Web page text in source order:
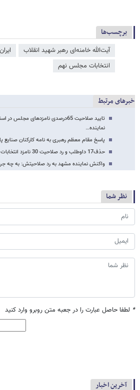
برچسب‌ها
آیت‌الله خامنه‌ای رهبر شهید انقلاب
انتخابات مجلس نهم
خبرهای مرتبط
تایید صلاحیت 65درصدی نامزدهای
نماینده…
پاسخ مقام معظم رهبری به نامه کارکنان صنایع
حذف17 داوطلب و رد صلاحیت 30 نامزد انتخابات مجلس نهم در مشهد
واکنش نماینده مشهد به رد صلاحیتش: به چه
نظر شما
* لطفا حاصل عبارت را در جعبه متن روبرو وارد کنید
آخرین اخبار